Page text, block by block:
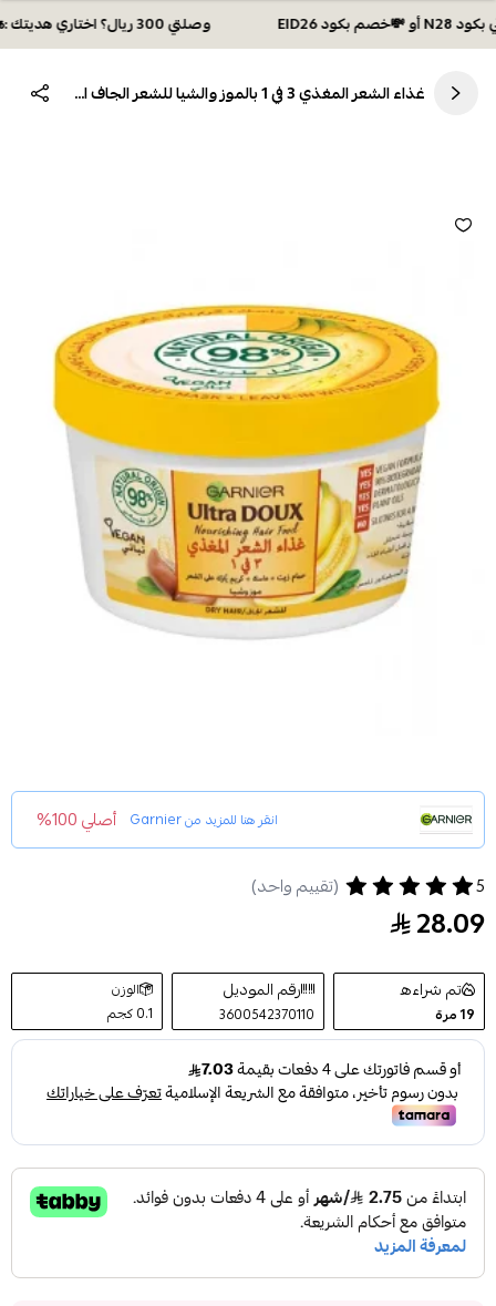
وصلتي 300 ريال؟ اختاري هديتك :🏍 شحن مجاني بكود N28 أو 💸خصم بكود EID26
غذاء الشعر المغذي 3 في 1 بالموز والشيا للشعر الجاف الترا دو من غارنييه 390مل
انقر هنا للمزيد منGarnier أصلي 100%
غذاء الشعر المغذي 3 في 1 بالموز والشيا للشعر الجاف الترا دو من غارنييه 390مل
5 (تقييم واحد)
28.09
تم شراءه
19مرة
رقم الموديل
3600542370110
الوزن
0.1 كجم